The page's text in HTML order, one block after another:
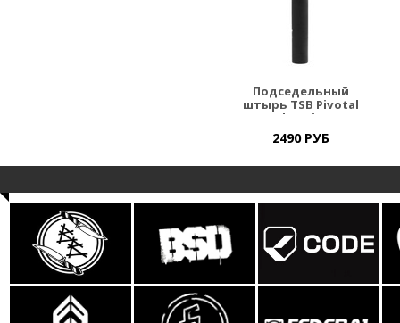
Подседельный
штырь TSB Pivotal
UltraLite
2490 РУБ